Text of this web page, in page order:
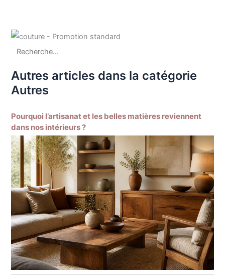
Autres articles dans la catégorie
Autres
Pourquoi l’artisanat et les belles matières reviennent
dans nos intérieurs ?